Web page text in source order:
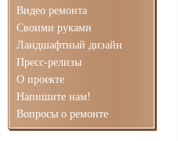
Видео ремонта
Своими руками
Ландшафтный дизайн
Пресс-релизы
О проекте
Напишите нам!
Вопросы о ремонте